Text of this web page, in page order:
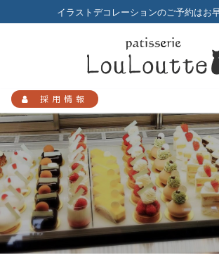
ン
ス
キ
ッ
プ
イラストデコレーションのご予約はお
採用情報
検
索:
HOME